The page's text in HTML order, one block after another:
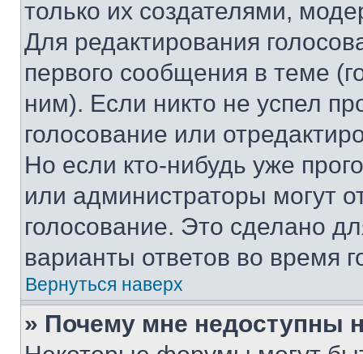
только их создателями,
Для редактирования
первого сообщения в теме
ним). Если никто не успел
голосование или
Но если кто-нибудь уже
или администраторы могут
голосование. Это сделано
варианты ответов во время
Вернуться наверх
» Почему мне недоступны